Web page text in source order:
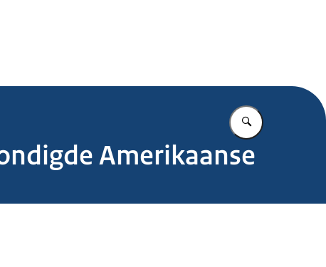
Vul in wat u
Amerikaanse